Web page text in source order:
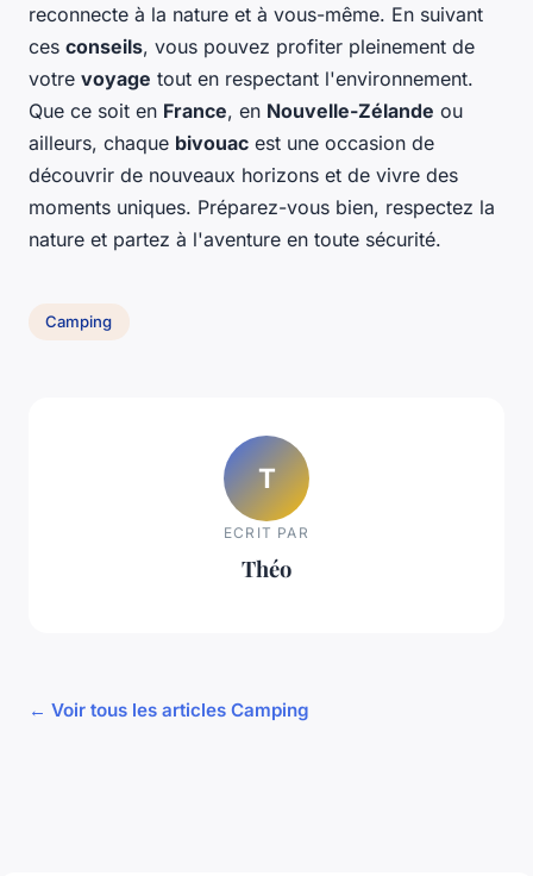
reconnecte à la nature et à vous-même. En suivant
ces conseils, vous pouvez profiter pleinement de
votre voyage tout en respectant l'environnement.
Que ce soit en France, en Nouvelle-Zélande ou
ailleurs, chaque bivouac est une occasion de
découvrir de nouveaux horizons et de vivre des
moments uniques. Préparez-vous bien, respectez la
nature et partez à l'aventure en toute sécurité.
Camping
T
ECRIT PAR
Théo
← Voir tous les articles Camping